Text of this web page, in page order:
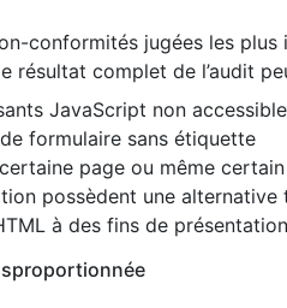
conformités jugées les
résultat complet de l’audit
JavaScript non
formulaire sans étiquette
page ou même
possèdent une alternative
à des fins de